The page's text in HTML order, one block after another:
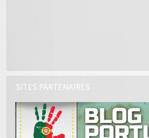
SITES PARTENAIRES